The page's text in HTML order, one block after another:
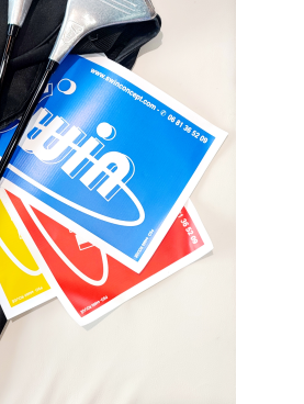
sur
la
page
du
produit